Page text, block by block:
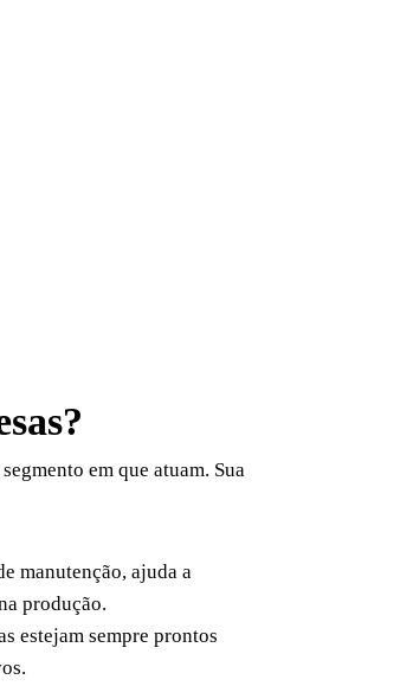
em que atuam. Sua
manutenção, ajuda a
produção.
estejam sempre prontos